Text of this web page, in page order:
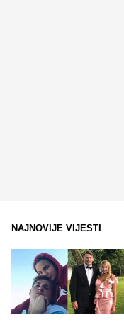
NAJNOVIJE VIJESTI